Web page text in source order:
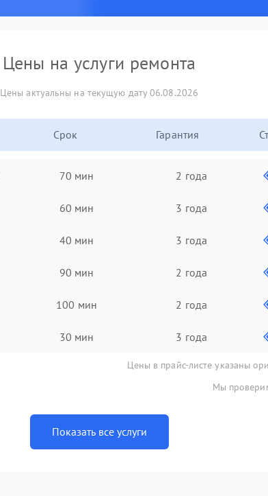
Цены на услуги ремонта
Цены актуальны на текущую дату 06.08.2026
Срок Гарантия
70 мин 2 года
60 мин 3 года
40 мин 3 года
90 мин 2 года
100 мин 2 года
30 мин 3 года
Цены в прайс-листе указаны
Мы
Показать все услуги